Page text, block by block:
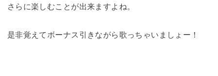
さらに楽しむことが出来ますよね。
是非覚えてボーナス引きながら歌っちゃいましょー！